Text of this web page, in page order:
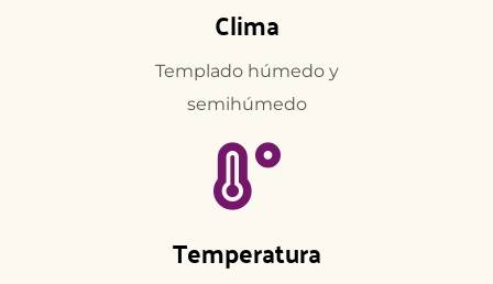
Temperatura
Clima
Templado húmedo y
semihúmedo